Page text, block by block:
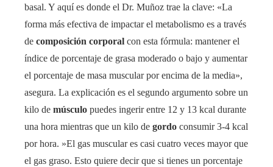
basal. Y aquí es donde el Dr. Muñoz trae la clave: «La
forma más efectiva de impactar el metabolismo es a través
de composición corporal con esta fórmula: mantener el
índice de porcentaje de grasa moderado o bajo y aumentar
el porcentaje de masa muscular por encima de la media»,
asegura. La explicación es el segundo argumento sobre un
kilo de músculo puedes ingerir entre 12 y 13 kcal durante
una hora mientras que un kilo de gordo consumir 3-4 kcal
por hora. »El gas muscular es casi cuatro veces mayor que
el gas graso. Esto quiere decir que si tienes un porcentaje